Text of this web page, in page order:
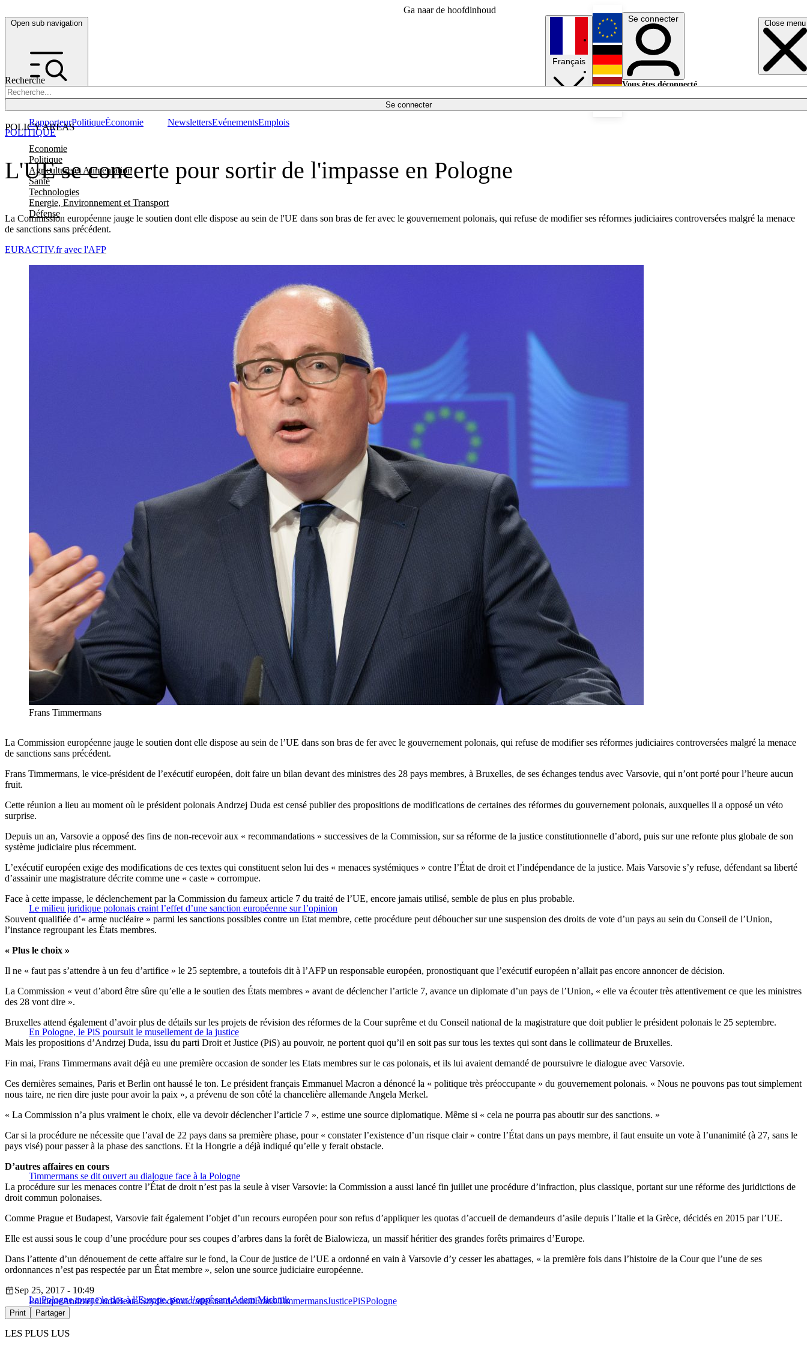
Ga naar de hoofdinhoud
Open sub navigation Close menu
Recherche
Se connecter
POLICY AREAS
Economie
Politique
Agriculture et Alimentation
Santé
Technologies
Energie, Environnement et Transport
Défense
RapporteurPolitiqueÉconomie NewslettersEvénementsEmplois
Français
English
Deutsch
Se connecter
Vous êtes déconnecté.
L'UE se concerte pour sortir de l'impasse en Pologne
La Commission européenne jauge le soutien dont elle dispose au sein de l'UE dans son bras de fer avec le gouvernement polonais, qui refuse de modifier ses réformes judiciaires controversées malgré la menace
de sanctions sans précédent.
POLITIQUE
EURACTIV.fr avec l'AFP
Frans Timmermans
La Commission européenne jauge le soutien dont elle dispose au sein de l’UE dans son bras de fer avec le gouvernement polonais, qui refuse de modifier ses réformes judiciaires controversées malgré la menace
de sanctions sans précédent.
Frans Timmermans, le vice-président de l’exécutif européen, doit faire un bilan devant des ministres des 28 pays membres, à Bruxelles, de ses échanges tendus avec Varsovie, qui n’ont porté pour l’heure aucun
fruit.
Cette réunion a lieu au moment où le président polonais Andrzej Duda est censé publier des propositions de modifications de certaines des réformes du gouvernement polonais, auxquelles il a opposé un véto
surprise.
Depuis un an, Varsovie a opposé des fins de non-recevoir aux « recommandations » successives de la Commission, sur sa réforme de la justice constitutionnelle d’abord, puis sur une refonte plus globale de son
système judiciaire plus récemment.
L’exécutif européen exige des modifications de ces textes qui constituent selon lui des « menaces systémiques » contre l’État de droit et l’indépendance de la justice. Mais Varsovie s’y refuse, défendant sa liberté
d’assainir une magistrature décrite comme une « caste » corrompue.
Le milieu juridique polonais craint l’effet d’une sanction européenne sur l’opinion
Face à cette impasse, le déclenchement par la Commission du fameux article 7 du traité de l’UE, encore jamais utilisé, semble de plus en plus probable.
Souvent qualifiée d’« arme nucléaire » parmi les sanctions possibles contre un Etat membre, cette procédure peut déboucher sur une suspension des droits de vote d’un pays au sein du Conseil de l’Union,
l’instance regroupant les États membres.
« Plus le choix »
Il ne « faut pas s’attendre à un feu d’artifice » le 25 septembre, a toutefois dit à l’AFP un responsable européen, pronostiquant que l’exécutif européen n’allait pas encore annoncer de décision.
La Commission « veut d’abord être sûre qu’elle a le soutien des États membres » avant de déclencher l’article 7, avance un diplomate d’un pays de l’Union, « elle va écouter très attentivement ce que les ministres
des 28 vont dire ».
En Pologne, le PiS poursuit le musellement de la justice
Bruxelles attend également d’avoir plus de détails sur les projets de révision des réformes de la Cour suprême et du Conseil national de la magistrature que doit publier le président polonais le 25 septembre.
Mais les propositions d’Andrzej Duda, issu du parti Droit et Justice (PiS) au pouvoir, ne portent quoi qu’il en soit pas sur tous les textes qui sont dans le collimateur de Bruxelles.
Fin mai, Frans Timmermans avait déjà eu une première occasion de sonder les Etats membres sur le cas polonais, et ils lui avaient demandé de poursuivre le dialogue avec Varsovie.
Ces dernières semaines, Paris et Berlin ont haussé le ton. Le président français Emmanuel Macron a dénoncé la « politique très préoccupante » du gouvernement polonais. « Nous ne pouvons pas tout simplement
nous taire, ne rien dire juste pour avoir la paix », a prévenu de son côté la chancelière allemande Angela Merkel.
« La Commission n’a plus vraiment le choix, elle va devoir déclencher l’article 7 », estime une source diplomatique. Même si « cela ne pourra pas aboutir sur des sanctions. »
Car si la procédure ne nécessite que l’aval de 22 pays dans sa première phase, pour « constater l’existence d’un risque clair » contre l’État dans un pays membre, il faut ensuite un vote à l’unanimité (à 27, sans le
pays visé) pour passer à la phase des sanctions. Et la Hongrie a déjà indiqué qu’elle y ferait obstacle.
Timmermans se dit ouvert au dialogue face à la Pologne
D’autres affaires en cours
La procédure sur les menaces contre l’État de droit n’est pas la seule à viser Varsovie: la Commission a aussi lancé fin juillet une procédure d’infraction, plus classique, portant sur une réforme des juridictions de
droit commun polonaises.
Comme Prague et Budapest, Varsovie fait également l’objet d’un recours européen pour son refus d’appliquer les quotas d’accueil de demandeurs d’asile depuis l’Italie et la Grèce, décidés en 2015 par l’UE.
Elle est aussi sous le coup d’une procédure pour ses coupes d’arbres dans la forêt de Bialowieza, un massif héritier des grandes forêts primaires d’Europe.
Dans l’attente d’un dénouement de cette affaire sur le fond, la Cour de justice de l’UE a ordonné en vain à Varsovie d’y cesser les abattages, « la première fois dans l’histoire de la Cour que l’une de ses
ordonnances n’est pas respectée par un État membre », selon une source judiciaire européenne.
La Pologne tourne le dos à l’Europe, pour l’opposant Adam Michnik
Sep 25, 2017 - 10:49
PolitiqueAndrzej DudaBeata SzydłodémocratieÉtat de droitFrans TimmermansJusticePiSPologne
Print Partager
LES PLUS LUS